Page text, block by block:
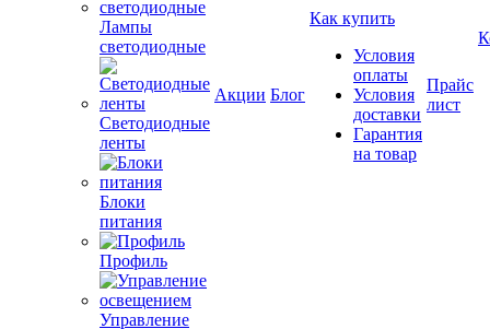
Лампы
светодиодные
Светодиодные
ленты
Блоки
питания
Профиль
Управление
Акции Блог
Как купить
Условия
оплаты
Условия
доставки
Гарантия
на товар
Прайс
лист